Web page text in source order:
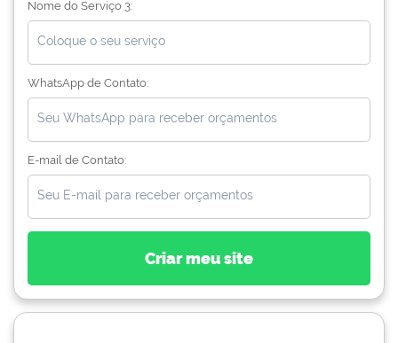
Nome do Serviço 3:
WhatsApp de Contato:
E-mail de Contato:
Criar meu site